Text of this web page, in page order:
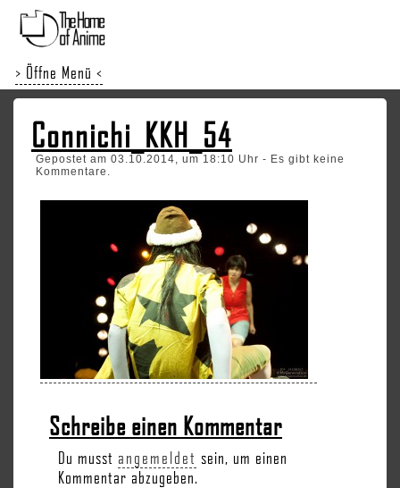
> Öffne Menü <
Connichi_KKH_54
Gepostet am 03.10.2014, um 18:10 Uhr - Es gibt keine
Kommentare.
Schreibe einen Kommentar
Du musst angemeldet sein, um einen
Kommentar abzugeben.